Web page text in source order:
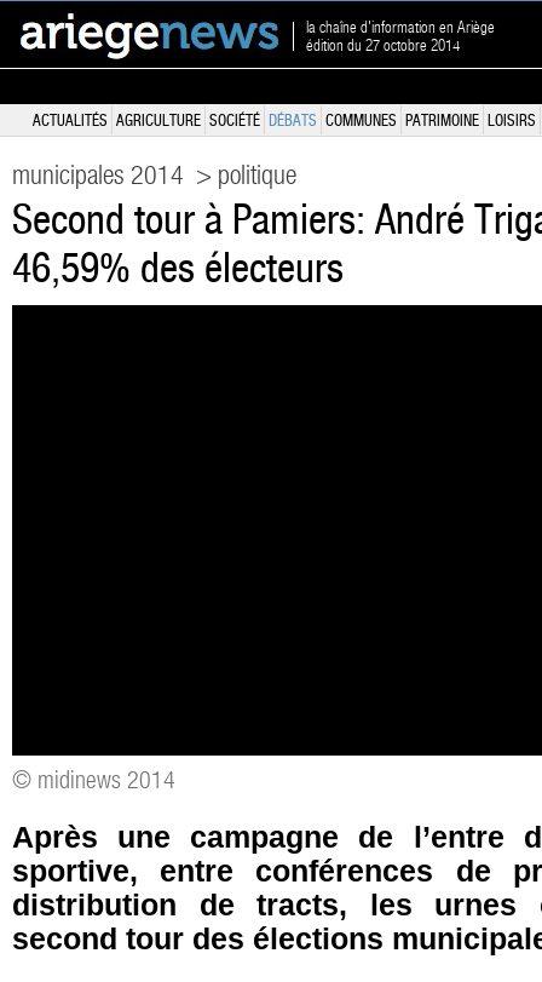
la chaîne d'information en Ariège
édition du 27 octobre 2014
ACTUALITÉS AGRICULTURE SOCIÉTÉ DÉBATS COMMUNES PATRIMOINE LOISIRS
municipales 2014 > politique
Second tour à Pamiers: André
46,59% des électeurs
© midinews 2014
Après une campagne de l’entre
sportive, entre conférences de
distribution de tracts, les
second tour des élections